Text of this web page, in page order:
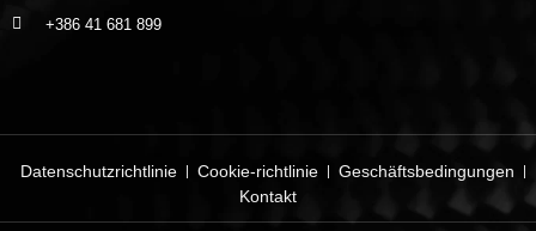
+386 41 681 899
Datenschutzrichtlinie Cookie-richtlinie
Geschäftsbedingungen
Kontakt